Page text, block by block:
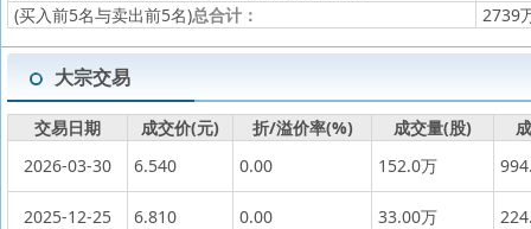
(买入前5名与卖出前5名)总合计： 2739
大宗交易
交易日期 成交价(元) 折/溢价率(%) 成交量(股)
2026-03-30
6.540 0.00 152.0万
2025-12-25 6.810 0.00 33.00万